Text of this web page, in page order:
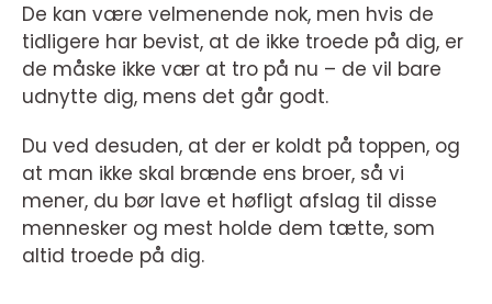
De kan være velmenende nok, men hvis de
tidligere har bevist, at de ikke troede på dig, er
de måske ikke vær at tro på nu – de vil bare
udnytte dig, mens det går godt.
Du ved desuden, at der er koldt på toppen, og
at man ikke skal brænde ens broer, så vi
mener, du bør lave et høfligt afslag til disse
mennesker og mest holde dem tætte, som
altid troede på dig.